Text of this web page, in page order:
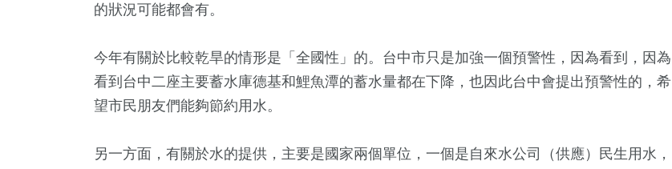
的狀況可能都會有。
今年有關於比較乾旱的情形是「全國性」的。台中市只是加強一個預警性，因為看到，因為
看到台中二座主要蓄水庫德基和鯉魚潭的蓄水量都在下降，也因此台中會提出預警性的，希
望市民朋友們能夠節約用水。
另一方面，有關於水的提供，主要是國家兩個單位，一個是自來水公司（供應）民生用水，